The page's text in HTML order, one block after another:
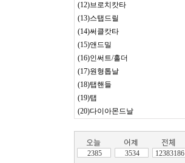
(12)브로치캇타
(13)스탭드릴
(14)써클캇타
(15)앤드밀
(16)인써트/홀더
(17)원형톱날
(18)탭핸들
(19)탭
(20)다이아몬드날
2385 3534 12383186